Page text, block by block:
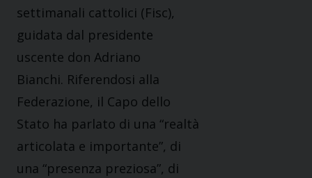
settimanali cattolici (Fisc),
guidata dal presidente
uscente don Adriano
Bianchi. Riferendosi alla
Federazione, il Capo dello
Stato ha parlato di una “realtà
articolata e importante”, di
una “presenza preziosa”, di